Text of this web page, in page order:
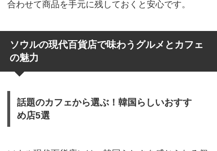
合わせて商品を手元に残しておくと安心です。
ソウルの現代百貨店で味わうグルメとカフェ
の魅力
話題のカフェから選ぶ！韓国らしいおすす
め店5選